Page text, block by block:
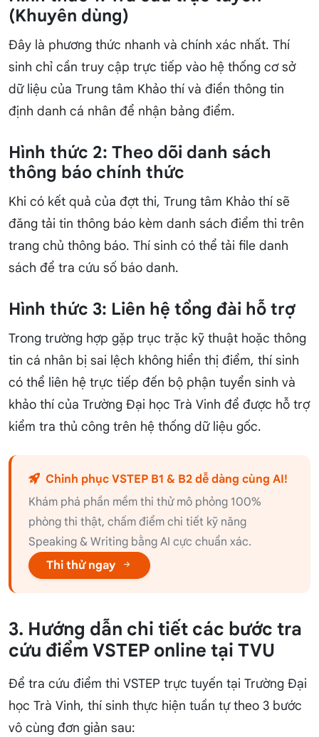
(Khuyên dùng)
Đây là phương thức nhanh và chính xác nhất. Thí
sinh chỉ cần truy cập trực tiếp vào hệ thống cơ sở
dữ liệu của Trung tâm Khảo thí và điền thông tin
định danh cá nhân để nhận bảng điểm.
Hình thức 2: Theo dõi danh sách
thông báo chính thức
Khi có kết quả của đợt thi, Trung tâm Khảo thí sẽ
đăng tải tin thông báo kèm danh sách điểm thi trên
trang chủ thông báo. Thí sinh có thể tải file danh
sách để tra cứu số báo danh.
Hình thức 3: Liên hệ tổng đài hỗ trợ
Trong trường hợp gặp trục trặc kỹ thuật hoặc thông
tin cá nhân bị sai lệch không hiển thị điểm, thí sinh
có thể liên hệ trực tiếp đến bộ phận tuyển sinh và
khảo thí của Trường Đại học Trà Vinh để được hỗ trợ
kiểm tra thủ công trên hệ thống dữ liệu gốc.
Chinh phục VSTEP B1 & B2 dễ dàng cùng AI!
Khám phá phần mềm thi thử mô phỏng 100%
phòng thi thật, chấm điểm chi tiết kỹ năng
Speaking & Writing bằng AI cực chuẩn xác.
Thi thử ngay
3. Hướng dẫn chi tiết các bước tra
cứu điểm VSTEP online tại TVU
Để tra cứu điểm thi VSTEP trực tuyến tại Trường Đại
học Trà Vinh, thí sinh thực hiện tuần tự theo 3 bước
vô cùng đơn giản sau: